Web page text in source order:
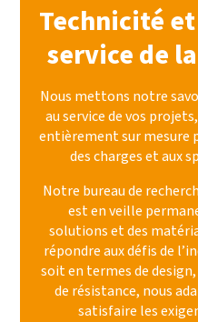
Technicité
service de
Nous mettons notre
au service de vos
entièrement sur mesure
des charges et aux
Notre bureau de
est en veille
solutions et des
répondre aux défis de
soit en termes de
de résistance, nous
satisfaire les